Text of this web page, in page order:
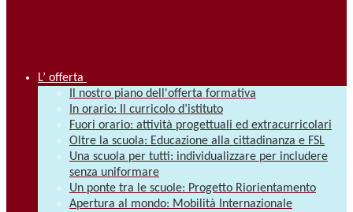
L’ offerta
Il nostro piano dell'offerta formativa
In orario: Il curricolo d’istituto
Fuori orario: attività progettuali ed extracurricolari
Oltre la scuola: Educazione alla cittadinanza e FSL
Una scuola per tutti: individualizzare per includere
senza uniformare
Un ponte tra le scuole: Progetto Riorientamento
Apertura al mondo: Mobilità Internazionale